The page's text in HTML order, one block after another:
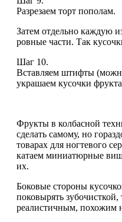
Разрезаем торт пополам.
Затем отдельно каждую
ровные части. Так
Шаг 10.
Вставляем штифты
украшаем кусочки
Фрукты в колбасной
сделать самому, но
товарах для ногтевого
катаем миниатюрные
их.
Боковые стороны
поковырять зубочисткой,
реалистичным, похожим